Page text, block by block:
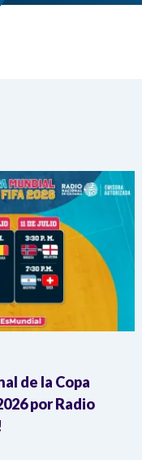
de la Copa
por Radio